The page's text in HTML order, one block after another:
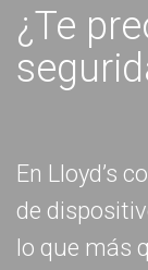
¿Te
En Lloyd’s
de
lo que más